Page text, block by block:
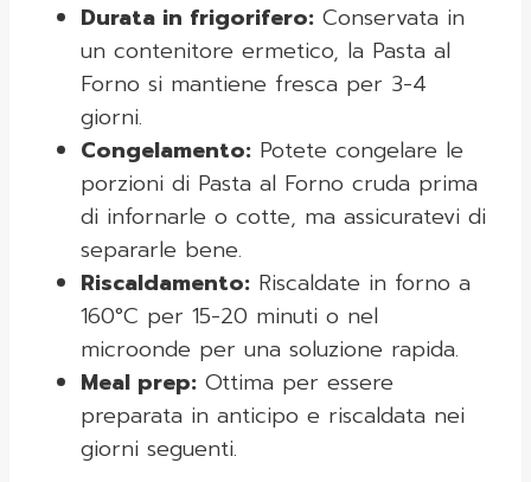
Durata in frigorifero: Conservata in
un contenitore ermetico, la Pasta al
Forno si mantiene fresca per 3-4
giorni.
Congelamento: Potete congelare le
porzioni di Pasta al Forno cruda prima
di infornarle o cotte, ma assicuratevi di
separarle bene.
Riscaldamento: Riscaldate in forno a
160°C per 15-20 minuti o nel
microonde per una soluzione rapida.
Meal prep: Ottima per essere
preparata in anticipo e riscaldata nei
giorni seguenti.